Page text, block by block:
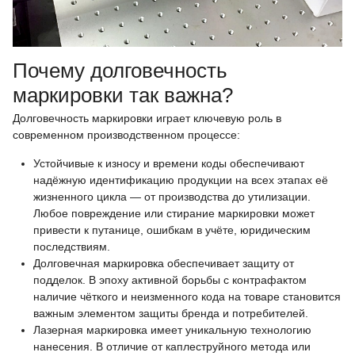
Почему долговечность
маркировки так важна?
Долговечность маркировки играет ключевую роль в
современном производственном процессе:
Устойчивые к износу и времени коды обеспечивают
надёжную идентификацию продукции на всех этапах её
жизненного цикла — от производства до утилизации.
Любое повреждение или стирание маркировки может
привести к путанице, ошибкам в учёте, юридическим
последствиям.
Долговечная маркировка обеспечивает защиту от
подделок. В эпоху активной борьбы с контрафактом
наличие чёткого и неизменного кода на товаре становится
важным элементом защиты бренда и потребителей.
Лазерная маркировка имеет уникальную технологию
нанесения. В отличие от каплеструйного метода или